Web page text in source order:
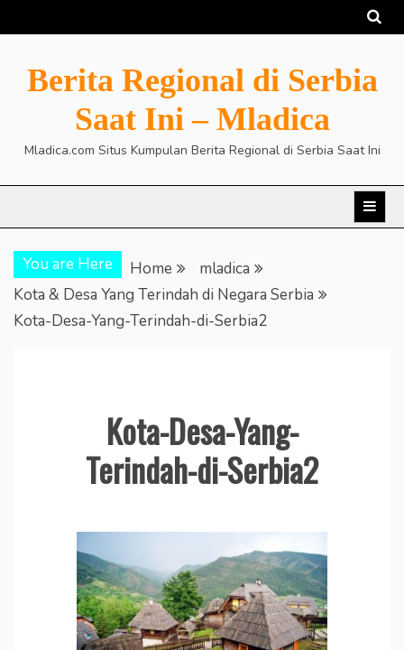
to
Berita Regional di Serbia
Saat Ini – Mladica
Mladica.com Situs Kumpulan Berita Regional di Serbia Saat Ini
You are Here Home
mladica
Kota & Desa Yang Terindah di Negara Serbia
Kota-Desa-Yang-Terindah-di-Serbia2
Kota-Desa-Yang-
Terindah-di-Serbia2